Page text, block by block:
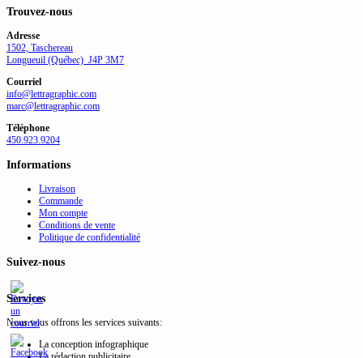
Trouvez-nous
Adresse
1502, Taschereau
Longueuil (Québec) J4P 3M7
Courriel
info@lettragraphic.com
marc@lettragraphic.com
Téléphone
450.923.9204
Informations
Livraison
Commande
Mon compte
Conditions de vente
Politique de confidentialité
Suivez-nous
Services
Nous vous offrons les services suivants:
La conception infographique